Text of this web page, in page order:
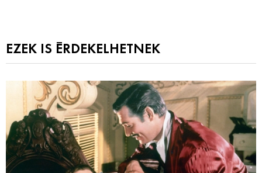
EZEK IS ÉRDEKELHETNEK